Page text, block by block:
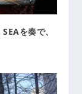
を奏で、